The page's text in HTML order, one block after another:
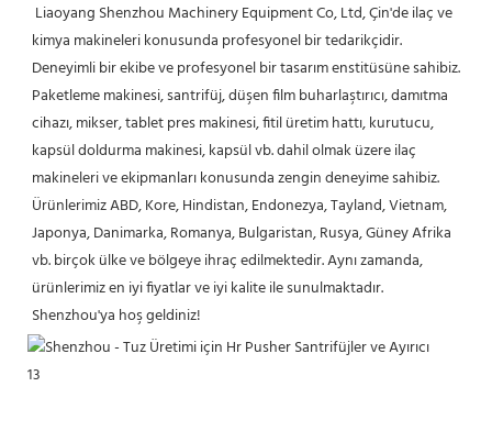
Liaoyang Shenzhou Machinery Equipment Co, Ltd, Çin'de ilaç ve
kimya makineleri konusunda profesyonel bir tedarikçidir.
Deneyimli bir ekibe ve profesyonel bir tasarım enstitüsüne sahibiz.
Paketleme makinesi, santrifüj, düşen film buharlaştırıcı, damıtma
cihazı, mikser, tablet pres makinesi, fitil üretim hattı, kurutucu,
kapsül doldurma makinesi, kapsül vb. dahil olmak üzere ilaç
makineleri ve ekipmanları konusunda zengin deneyime sahibiz.
Ürünlerimiz ABD, Kore, Hindistan, Endonezya, Tayland, Vietnam,
Japonya, Danimarka, Romanya, Bulgaristan, Rusya, Güney Afrika
vb. birçok ülke ve bölgeye ihraç edilmektedir. Aynı zamanda,
ürünlerimiz en iyi fiyatlar ve iyi kalite ile sunulmaktadır.
Shenzhou'ya hoş geldiniz!